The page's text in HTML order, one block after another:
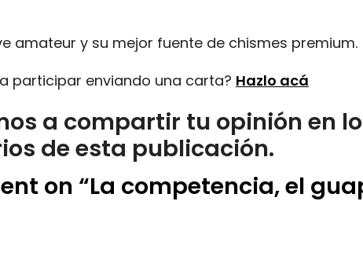
amateur y su mejor fuente de chismes premium.
participar enviando una carta? Hazlo acá
a compartir tu opinión en
de esta publicación.
on “La competencia, el